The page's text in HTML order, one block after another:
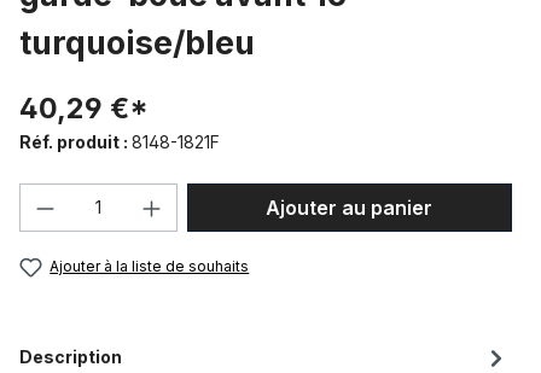
turquoise/bleu
40,29 €*
Réf. produit : 8148-1821F
Quantité de produit : Entrez la
Ajouter au panier
Ajouter à la liste de souhaits
Description